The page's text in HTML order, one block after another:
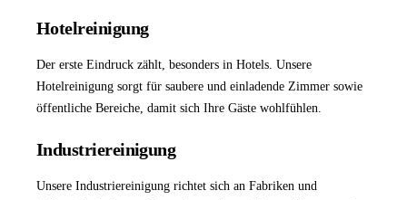
Hotelreinigung
Der erste Eindruck zählt, besonders in Hotels. Unsere
Hotelreinigung sorgt für saubere und einladende Zimmer sowie
öffentliche Bereiche, damit sich Ihre Gäste wohlfühlen.
Industriereinigung
Unsere Industriereinigung richtet sich an Fabriken und